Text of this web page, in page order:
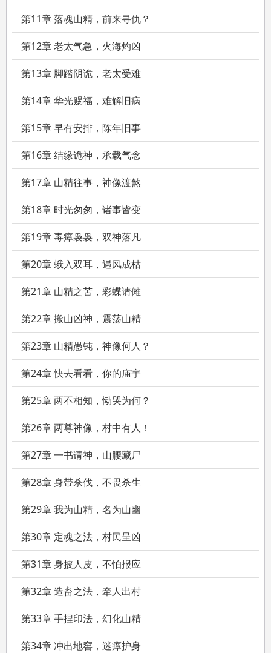
第11章 落魂山精，前来寻仇？
第12章 老太气急，火海灼凶
第13章 脚踏阴诡，老太受难
第14章 华光赐福，难解旧病
第15章 早有安排，陈年旧事
第16章 结缘诡神，承载气念
第17章 山精往事，神像渡煞
第18章 时光匆匆，诸事皆变
第19章 毒瘴袅袅，双神落凡
第20章 蛾入双耳，遇风成枯
第21章 山精之苦，彩蝶请傩
第22章 搬山凶神，震荡山精
第23章 山精愚钝，神像何人？
第24章 快去看看，你的庙宇
第25章 两不相知，恸哭为何？
第26章 两尊神像，村中有人！
第27章 一书请神，山腰藏尸
第28章 身带杀伐，不畏杀生
第29章 我为山精，名为山幽
第30章 定魂之法，村民呈凶
第31章 身披人皮，不怕报应
第32章 造畜之法，牵人出村
第33章 手捏印法，幻化山精
第34章 冲出地窖，迷瘴护身